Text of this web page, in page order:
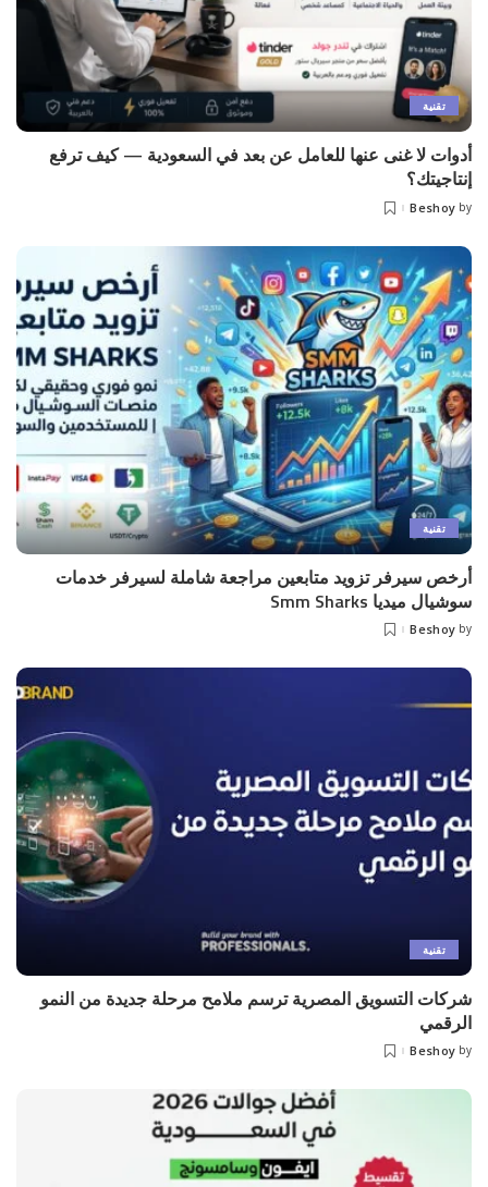
تقنية
أدوات لا غنى عنها للعامل عن بعد في السعودية — كيف ترفع
إنتاجيتك؟
Posted
by
Beshoy
تقنية
أرخص سيرفر تزويد متابعين مراجعة شاملة لسيرفر خدمات
سوشيال ميديا Smm Sharks
Posted
by
Beshoy
تقنية
شركات التسويق المصرية ترسم ملامح مرحلة جديدة من النمو
الرقمي
Posted
by
Beshoy